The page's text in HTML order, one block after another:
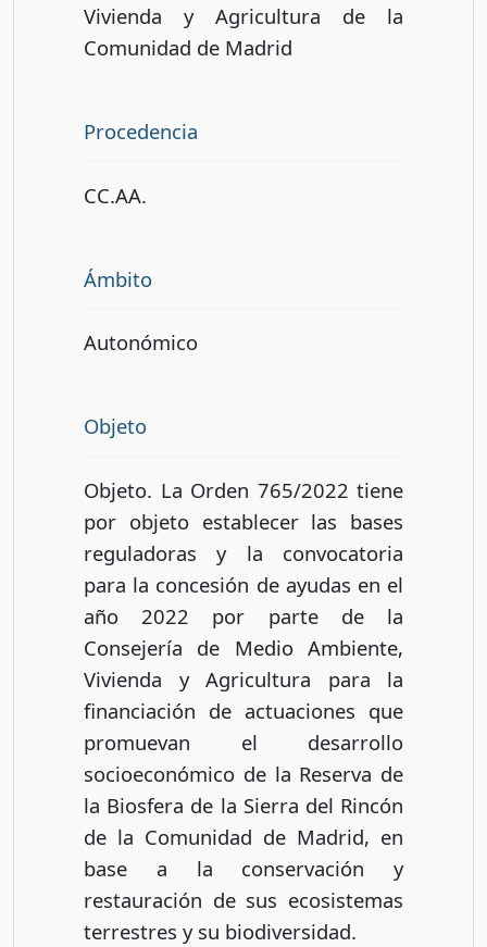
Vivienda y Agricultura de la
Comunidad de Madrid
Procedencia
CC.AA.
Ámbito
Autonómico
Objeto
Objeto. La Orden 765/2022 tiene
por objeto establecer las bases
reguladoras y la convocatoria
para la concesión de ayudas en el
año 2022 por parte de la
Consejería de Medio Ambiente,
Vivienda y Agricultura para la
financiación de actuaciones que
promuevan el desarrollo
socioeconómico de la Reserva de
la Biosfera de la Sierra del Rincón
de la Comunidad de Madrid, en
base a la conservación y
restauración de sus ecosistemas
terrestres y su biodiversidad.